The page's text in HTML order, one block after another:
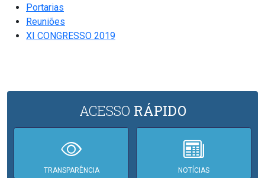
Portarias
Reuniões
XI CONGRESSO 2019
ACESSO RÁPIDO
TRANSPARÊNCIA NOTÍCIAS